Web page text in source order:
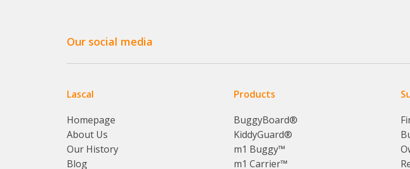
Our social media
Lascal
Homepage
About Us
Our History
Blog
Products
BuggyBoard®
KiddyGuard®
m1 Buggy™
m1 Carrier™